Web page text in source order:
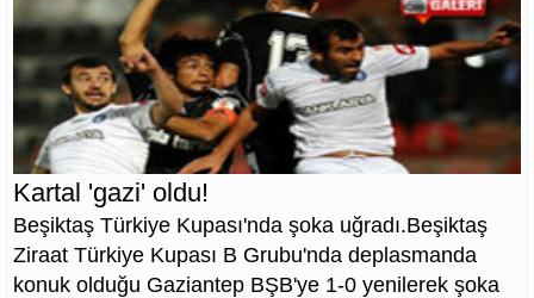
Kartal 'gazi' oldu!
Beşiktaş Türkiye Kupası'nda şoka uğradı.Beşiktaş
Ziraat Türkiye Kupası B Grubu'nda deplasmanda
konuk olduğu Gaziantep BŞB'ye 1-0 yenilerek şoka